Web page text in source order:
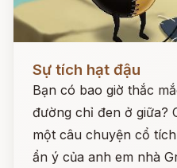
Sự tích hạt đậu
Bạn có bao giờ thắc
đường chỉ đen ở giữa?
một câu chuyện cổ
ẩn ý của anh em nhà